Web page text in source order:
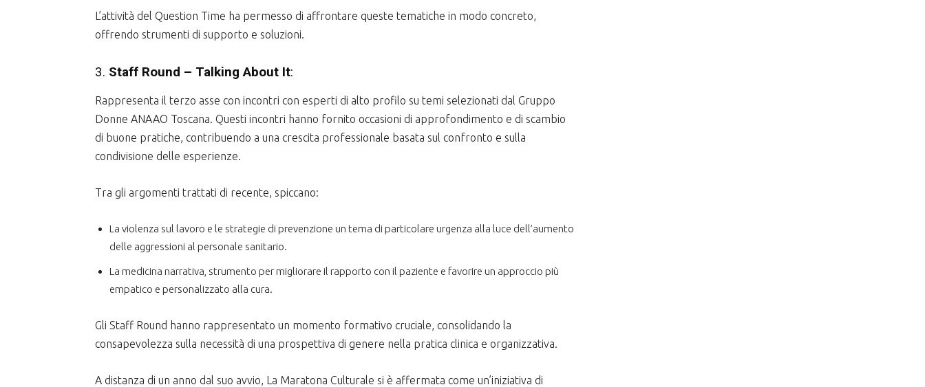
L’attività del Question Time ha permesso di affrontare queste tematiche in modo concreto,
offrendo strumenti di supporto e soluzioni.
3. Staff Round – Talking About It:
Rappresenta il terzo asse con incontri con esperti di alto profilo su temi selezionati dal Gruppo
Donne ANAAO Toscana. Questi incontri hanno fornito occasioni di approfondimento e di scambio
di buone pratiche, contribuendo a una crescita professionale basata sul confronto e sulla
condivisione delle esperienze.
Tra gli argomenti trattati di recente, spiccano:
La violenza sul lavoro e le strategie di prevenzione un tema di particolare urgenza alla luce dell’aumento
delle aggressioni al personale sanitario.
La medicina narrativa, strumento per migliorare il rapporto con il paziente e favorire un approccio più
empatico e personalizzato alla cura.
Gli Staff Round hanno rappresentato un momento formativo cruciale, consolidando la
consapevolezza sulla necessità di una prospettiva di genere nella pratica clinica e organizzativa.
A distanza di un anno dal suo avvio, La Maratona Culturale si è affermata come un’iniziativa di